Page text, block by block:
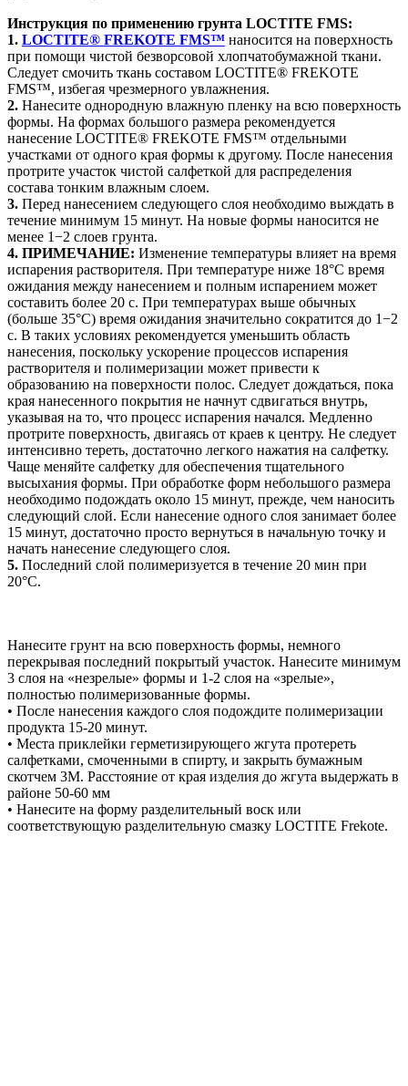
Инструкция по применению грунта LOCTITE FMS:
1. LOCTITE® FREKOTE FMS™ наносится на поверхность
при помощи чистой безворсовой хлопчатобумажной ткани.
Следует смочить ткань составом LOCTITE® FREKOTE
FMS™, избегая чрезмерного увлажнения.
2. Нанесите однородную влажную пленку на всю поверхность
формы. На формах большого размера рекомендуется
нанесение LOCTITE® FREKOTE FMS™ отдельными
участками от одного края формы к другому. После нанесения
протрите участок чистой салфеткой для распределения
состава тонким влажным слоем.
3. Перед нанесением следующего слоя необходимо выждать в
течение минимум 15 минут. На новые формы наносится не
менее 1−2 слоев грунта.
4. ПРИМЕЧАНИЕ: Изменение температуры влияет на время
испарения растворителя. При температуре ниже 18°C время
ожидания между нанесением и полным испарением может
составить более 20 с. При температурах выше обычных
(больше 35°C) время ожидания значительно сократится до 1−2
с. В таких условиях рекомендуется уменьшить область
нанесения, поскольку ускорение процессов испарения
растворителя и полимеризации может привести к
образованию на поверхности полос. Следует дождаться, пока
края нанесенного покрытия не начнут сдвигаться внутрь,
указывая на то, что процесс испарения начался. Медленно
протрите поверхность, двигаясь от краев к центру. Не следует
интенсивно тереть, достаточно легкого нажатия на салфетку.
Чаще меняйте салфетку для обеспечения тщательного
высыхания формы. При обработке форм небольшого размера
необходимо подождать около 15 минут, прежде, чем наносить
следующий слой. Если нанесение одного слоя занимает более
15 минут, достаточно просто вернуться в начальную точку и
начать нанесение следующего слоя.
5. Последний слой полимеризуется в течение 20 мин при
20°C.
Нанесите грунт на всю поверхность формы, немного
перекрывая последний покрытый участок. Нанесите минимум
3 слоя на «незрелые» формы и 1-2 слоя на «зрелые»,
полностью полимеризованные формы.
• После нанесения каждого слоя подождите полимеризации
продукта 15-20 минут.
• Места приклейки герметизирующего жгута протереть
салфетками, смоченными в спирту, и закрыть бумажным
скотчем 3М. Расстояние от края изделия до жгута выдержать в
районе 50-60 мм
• Нанесите на форму разделительный воск или
соответствующую разделительную смазку LOCTITE Frekote.